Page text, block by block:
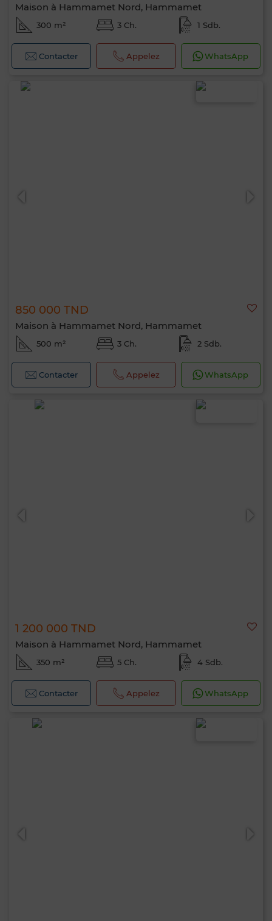
Maison à Hammamet Nord, Hammamet
300 m² 3 Ch. 1 Sdb.
Contacter Appelez WhatsApp
850 000 TND
Maison à Hammamet Nord, Hammamet
500 m² 3 Ch. 2 Sdb.
Contacter Appelez WhatsApp
1 200 000 TND
Maison à Hammamet Nord, Hammamet
350 m² 5 Ch. 4 Sdb.
Contacter Appelez WhatsApp